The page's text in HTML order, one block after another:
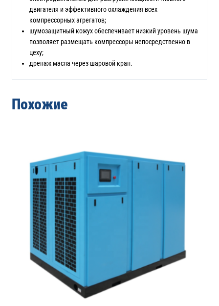
двигателя и эффективного охлаждения всех
компрессорных агрегатов;
шумозащитный кожух обеспечивает низкий уровень шума
позволяет размещать компрессоры непосредственно в
цеху;
дренаж масла через шаровой кран.
Похожие